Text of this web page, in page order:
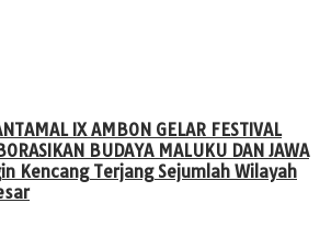
IX AMBON GELAR FESTIVAL
BUDAYA MALUKU DAN JAWA
Kencang Terjang Sejumlah Wilayah